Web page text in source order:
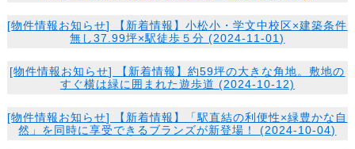
[物件情報お知らせ] 【新着情報】小松小・学文中校区×建築条件
無し37.99坪×駅徒歩５分 (2024-11-01)
[物件情報お知らせ] 【新着情報】約59坪の大きな角地。敷地の
すぐ横は緑に囲まれた遊歩道 (2024-10-12)
[物件情報お知らせ] 【新着情報】「駅直結の利便性×緑豊かな自
然」を同時に享受できるブランズが新登場！ (2024-10-04)